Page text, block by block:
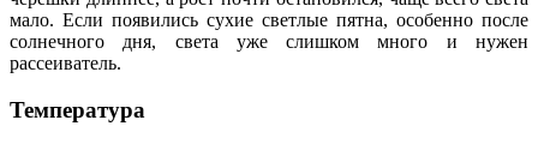
мало. Если появились сухие светлые пятна, особенно после
солнечного дня, света уже слишком много и нужен
рассеиватель.
Температура